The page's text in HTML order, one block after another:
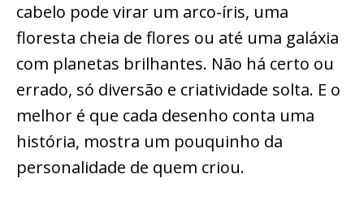
cabelo pode virar um arco-íris, uma
floresta cheia de flores ou até uma galáxia
com planetas brilhantes. Não há certo ou
errado, só diversão e criatividade solta. E o
melhor é que cada desenho conta uma
história, mostra um pouquinho da
personalidade de quem criou.